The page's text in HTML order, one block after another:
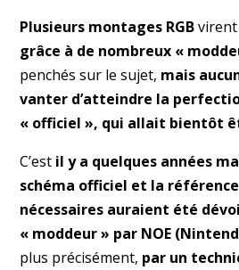
Plusieurs montages RGBvirent
grâce à de nombreux «
penchés sur le sujet, mais
vanter d’atteindre la
« officiel », qui allait bientôt
C’est il y a quelques années
schéma officiel et la
nécessaires auraient été
« moddeur » par NOE
plus précisément, par un